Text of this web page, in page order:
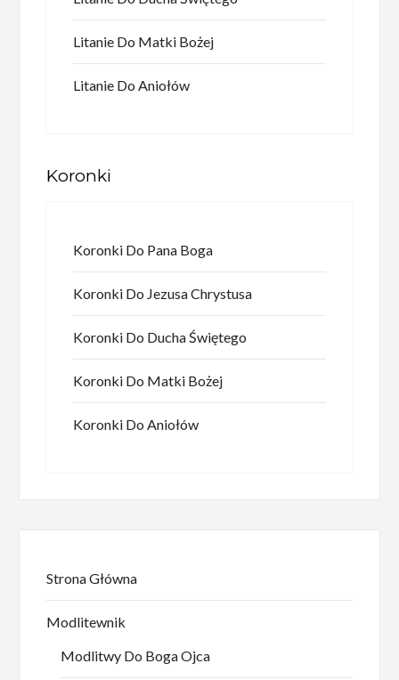
Litanie Do Matki Bożej
Litanie Do Aniołów
Koronki
Koronki Do Pana Boga
Koronki Do Jezusa Chrystusa
Koronki Do Ducha Świętego
Koronki Do Matki Bożej
Koronki Do Aniołów
Strona Główna
Modlitewnik
Modlitwy Do Boga Ojca